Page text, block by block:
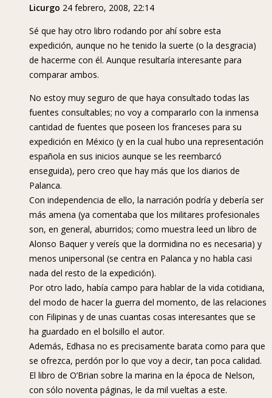
Licurgo 24 febrero, 2008, 22:14
Sé que hay otro libro rodando por ahí sobre esta
expedición, aunque no he tenido la suerte (o la desgracia)
de hacerme con él. Aunque resultaría interesante para
comparar ambos.
No estoy muy seguro de que haya consultado todas las
fuentes consultables; no voy a compararlo con la inmensa
cantidad de fuentes que poseen los franceses para su
expedición en México (y en la cual hubo una representación
española en sus inicios aunque se les reembarcó
enseguida), pero creo que hay más que los diarios de
Palanca.
Con independencia de ello, la narración podría y debería ser
más amena (ya comentaba que los militares profesionales
son, en general, aburridos; como muestra leed un libro de
Alonso Baquer y vereís que la dormidina no es necesaria) y
menos unipersonal (se centra en Palanca y no habla casi
nada del resto de la expedición).
Por otro lado, había campo para hablar de la vida cotidiana,
del modo de hacer la guerra del momento, de las relaciones
con Filipinas y de unas cuantas cosas interesantes que se
ha guardado en el bolsillo el autor.
Además, Edhasa no es precisamente barata como para que
se ofrezca, perdón por lo que voy a decir, tan poca calidad.
El libro de O’Brian sobre la marina en la época de Nelson,
con sólo noventa páginas, le da mil vueltas a este.